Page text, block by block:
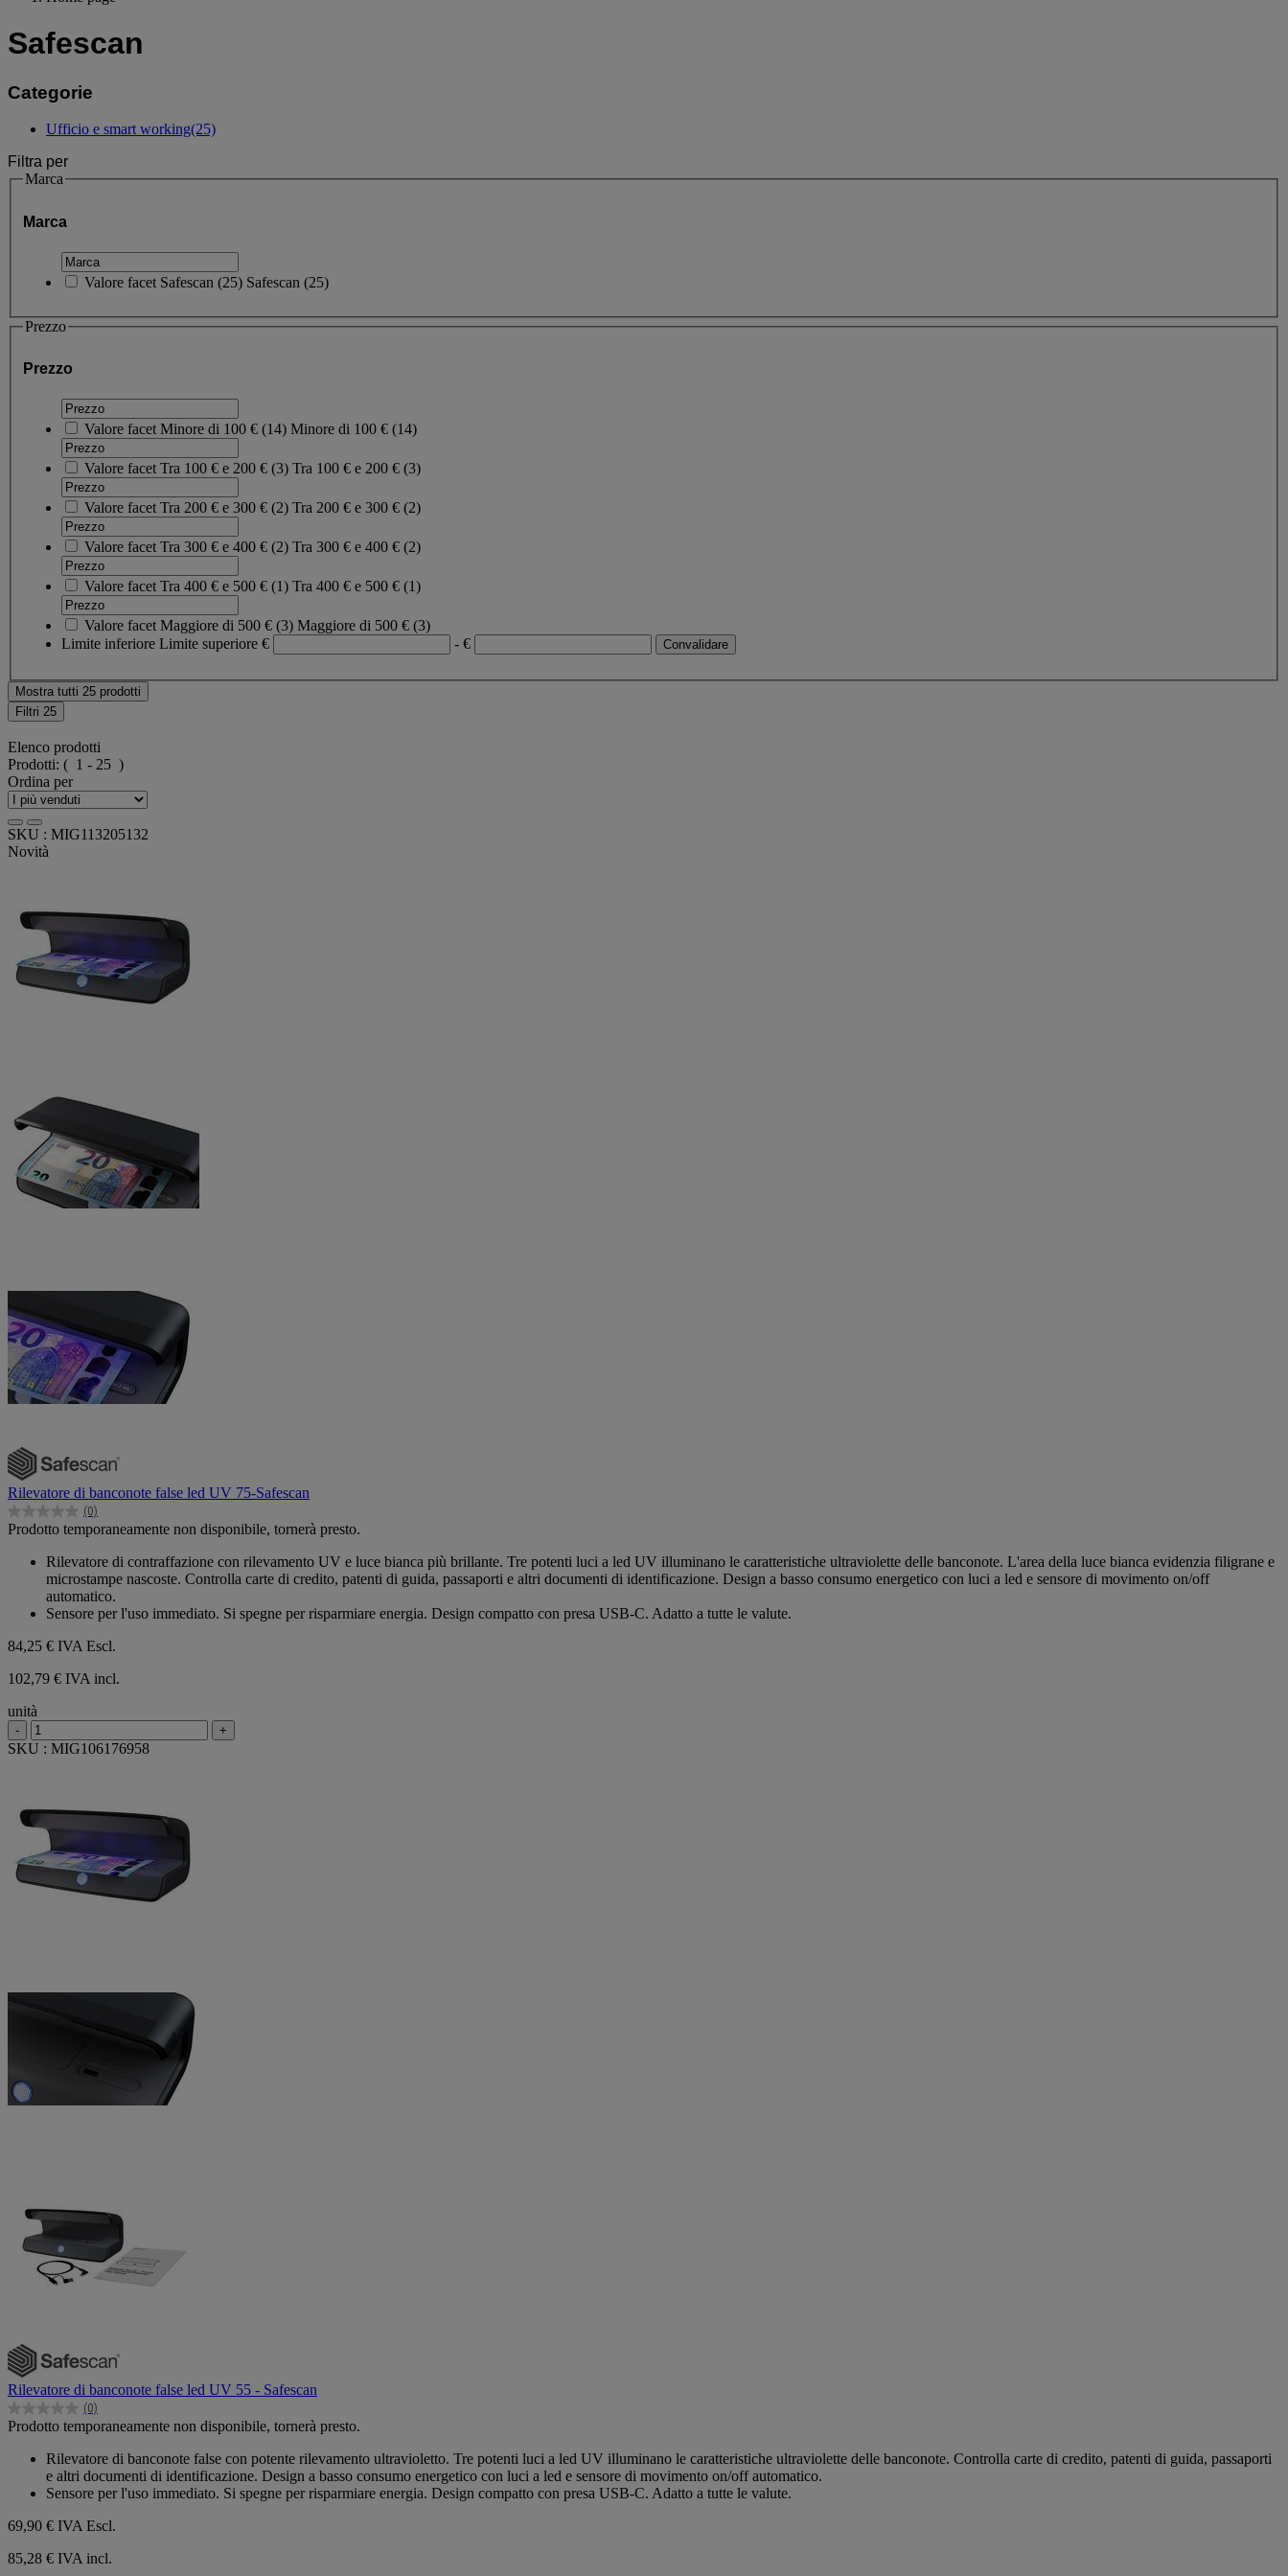
Safescan
Categorie
Ufficio e smart working(25)
Filtra per
Marca
Marca
Valore facet Safescan (25) Safescan (25)
Prezzo
Prezzo
Valore facet Minore di 100 € (14) Minore di 100 € (14)
Valore facet Tra 100 € e 200 € (3) Tra 100 € e 200 € (3)
Valore facet Tra 200 € e 300 € (2) Tra 200 € e 300 € (2)
Valore facet Tra 300 € e 400 € (2) Tra 300 € e 400 € (2)
Valore facet Tra 400 € e 500 € (1) Tra 400 € e 500 € (1)
Valore facet Maggiore di 500 € (3) Maggiore di 500 € (3)
Limite inferiore Limite superiore € - €
Mostra tutti 25 prodotti
Filtri 25
Elenco prodotti
Prodotti: ( 1 - 25 )
Ordina per
SKU : MIG113205132
Novità
Rilevatore di banconote false led UV 75-Safescan
(0)
0.0
su
Prodotto temporaneamente non disponibile, tornerà presto.
Rilevatore di contraffazione con rilevamento UV e luce bianca più brillante. Tre potenti luci a led UV illuminano le caratteristiche ultraviolette delle banconote. L'area della luce bianca evidenzia filigrane e
microstampe nascoste. Controlla carte di credito, patenti di guida, passaporti e altri documenti di identificazione. Design a basso consumo energetico con luci a led e sensore di movimento on/off
automatico.
Sensore per l'uso immediato. Si spegne per risparmiare energia. Design compatto con presa USB-C. Adatto a tutte le valute.
84,25 € IVA Escl.
102,79 € IVA incl.
unità
- +
SKU : MIG106176958
Rilevatore di banconote false led UV 55 - Safescan
(0)
0.0
su
Prodotto temporaneamente non disponibile, tornerà presto.
Rilevatore di banconote false con potente rilevamento ultravioletto. Tre potenti luci a led UV illuminano le caratteristiche ultraviolette delle banconote. Controlla carte di credito, patenti di guida, passaporti
e altri documenti di identificazione. Design a basso consumo energetico con luci a led e sensore di movimento on/off automatico.
Sensore per l'uso immediato. Si spegne per risparmiare energia. Design compatto con presa USB-C. Adatto a tutte le valute.
69,90 € IVA Escl.
85,28 € IVA incl.